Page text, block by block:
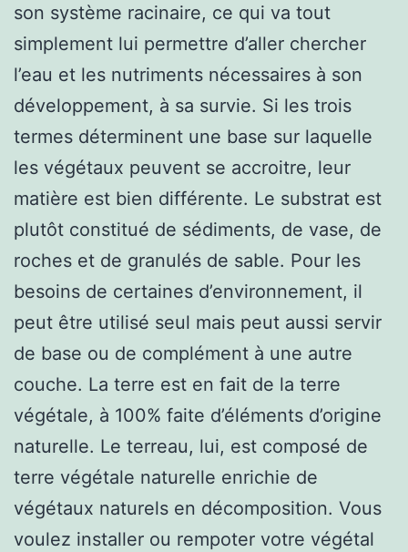
son système racinaire, ce qui va tout
simplement lui permettre d’aller chercher
l’eau et les nutriments nécessaires à son
développement, à sa survie. Si les trois
termes déterminent une base sur laquelle
les végétaux peuvent se accroitre, leur
matière est bien différente. Le substrat est
plutôt constitué de sédiments, de vase, de
roches et de granulés de sable. Pour les
besoins de certaines d’environnement, il
peut être utilisé seul mais peut aussi servir
de base ou de complément à une autre
couche. La terre est en fait de la terre
végétale, à 100% faite d’éléments d’origine
naturelle. Le terreau, lui, est composé de
terre végétale naturelle enrichie de
végétaux naturels en décomposition. Vous
voulez installer ou rempoter votre végétal